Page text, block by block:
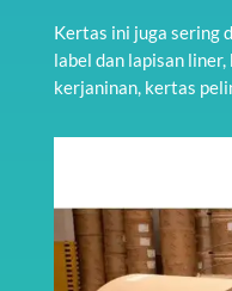
Kertas ini juga sering
label dan lapisan
kerjaninan, kertas